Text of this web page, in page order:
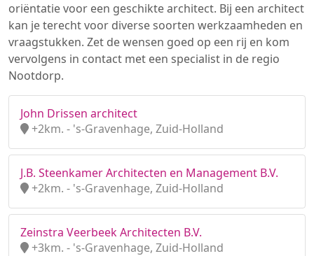
oriëntatie voor een geschikte architect. Bij een architect
kan je terecht voor diverse soorten werkzaamheden en
vraagstukken. Zet de wensen goed op een rij en kom
vervolgens in contact met een specialist in de regio
Nootdorp.
John Drissen architect
+2km. - 's-Gravenhage, Zuid-Holland
J.B. Steenkamer Architecten en Management B.V.
+2km. - 's-Gravenhage, Zuid-Holland
Zeinstra Veerbeek Architecten B.V.
+3km. - 's-Gravenhage, Zuid-Holland